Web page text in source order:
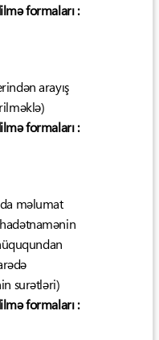
formaları :
arayış
formaları :
məlumat
surətləri)
formaları :